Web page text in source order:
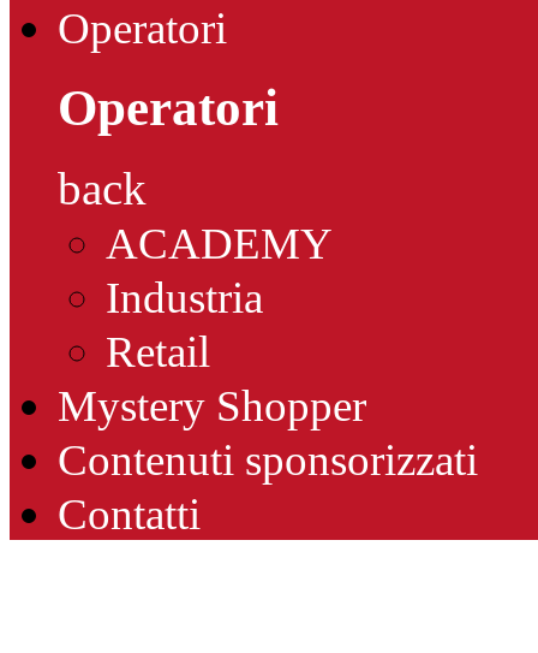
Operatori
Operatori
back
ACADEMY
Industria
Retail
Mystery Shopper
Contenuti sponsorizzati
Contatti